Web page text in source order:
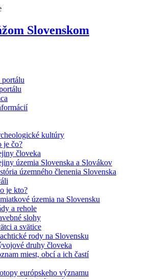
portálu
kultúry
je čo?
človeka
územia Slovenska a Slovákov
územného členenia Slovenska
je kto?
územia na Slovensku
a rehole
slohy
a svätice
rody na Slovensku
druhy človeka
miest, obcí a ich častí
európskeho významu